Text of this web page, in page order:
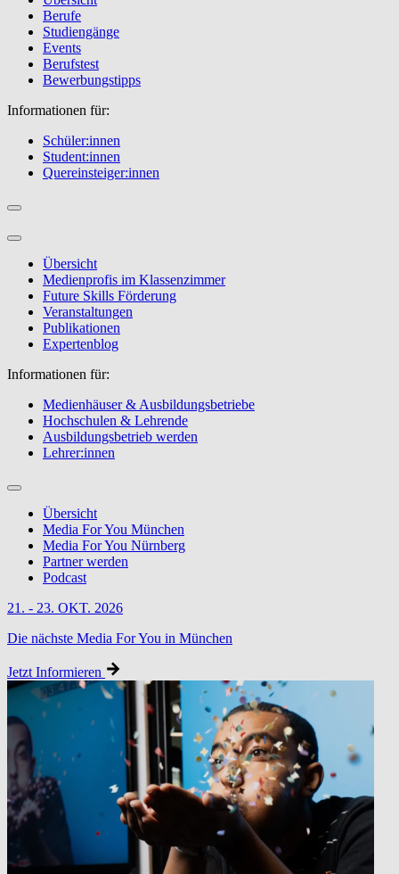
Berufe
Studiengänge
Events
Berufstest
Bewerbungstipps
Informationen für:
Schüler:innen
Student:innen
Quereinsteiger:innen
Übersicht
Medienprofis im Klassenzimmer
Future Skills Förderung
Veranstaltungen
Publikationen
Expertenblog
Informationen für:
Medienhäuser & Ausbildungsbetriebe
Hochschulen & Lehrende
Ausbildungsbetrieb werden
Lehrer:innen
Übersicht
Media For You München
Media For You Nürnberg
Partner werden
Podcast
21. - 23. OKT. 2026
Die nächste Media For You in München
Jetzt Informieren